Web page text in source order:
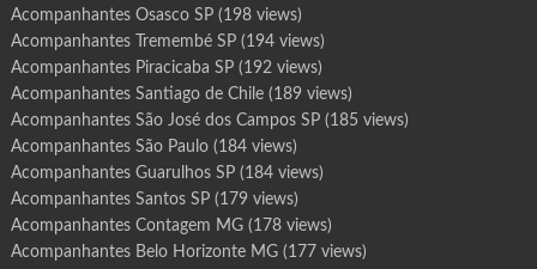
Acompanhantes Osasco SP(198 views)
Acompanhantes Tremembé SP(194 views)
Acompanhantes Piracicaba SP(192 views)
Acompanhantes Santiago de Chile(189 views)
Acompanhantes São José dos Campos SP(185 views)
Acompanhantes São Paulo(184 views)
Acompanhantes Guarulhos SP(184 views)
Acompanhantes Santos SP(179 views)
Acompanhantes Contagem MG(178 views)
Acompanhantes Belo Horizonte MG(177 views)